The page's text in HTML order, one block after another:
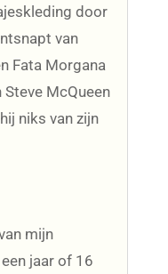
door
van
Fata Morgana
McQueen
niks van zijn
mijn
jaar of 16